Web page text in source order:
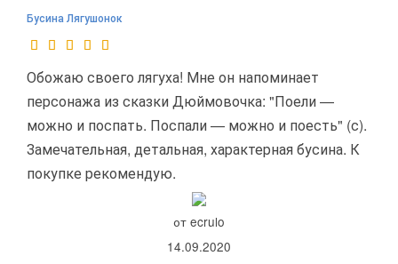
Бусина Лягушонок
Обожаю своего лягуха! Мне он напоминает
персонажа из сказки Дюймовочка: "Поели —
можно и поспать. Поспали — можно и поесть" (с).
Замечательная, детальная, характерная бусина. К
покупке рекомендую.
от ecrulo
14.09.2020